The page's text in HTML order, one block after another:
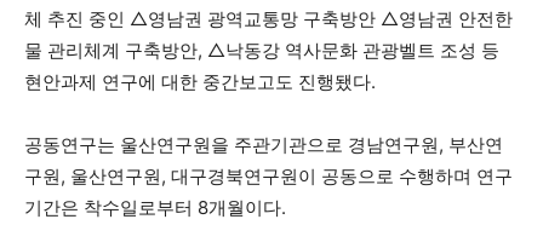
체 추진 중인 △영남권 광역교통망 구축방안 △영남권 안전한
물 관리체계 구축방안, △낙동강 역사문화 관광벨트 조성 등
현안과제 연구에 대한 중간보고도 진행됐다.
공동연구는 울산연구원을 주관기관으로 경남연구원, 부산연
구원, 울산연구원, 대구경북연구원이 공동으로 수행하며 연구
기간은 착수일로부터 8개월이다.